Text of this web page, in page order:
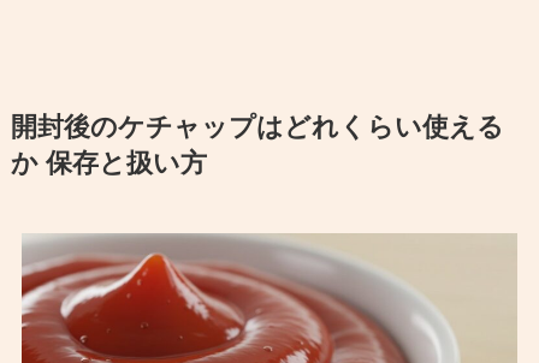
開封後のケチャップはどれくらい使える
か 保存と扱い方